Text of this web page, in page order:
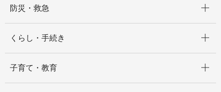
防災・救急
くらし・手続き
子育て・教育